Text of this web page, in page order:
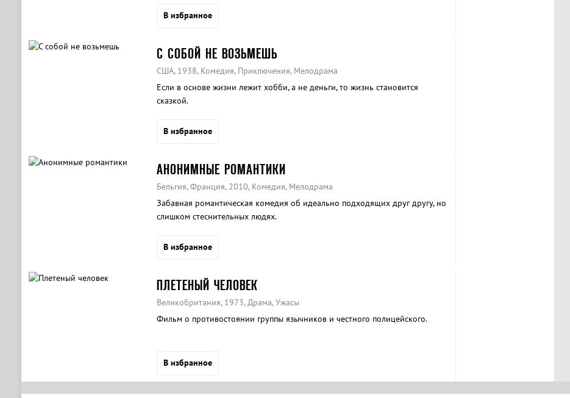
В избранное
С СОБОЙ НЕ ВОЗЬМЕШЬ
США, 1938, Комедия, Приключения, Мелодрама
Если в основе жизни лежит хобби, а не деньги, то жизнь становится
сказкой.
В избранное
АНОНИМНЫЕ РОМАНТИКИ
Бельгия, Франция, 2010, Комедия, Мелодрама
Забавная романтическая комедия об идеально подходящих друг другу, но
слишком стеснительных людях.
В избранное
ПЛЕТЕНЫЙ ЧЕЛОВЕК
Великобритания, 1973, Драма, Ужасы
Фильм о противостоянии группы язычников и честного полицейского.
В избранное